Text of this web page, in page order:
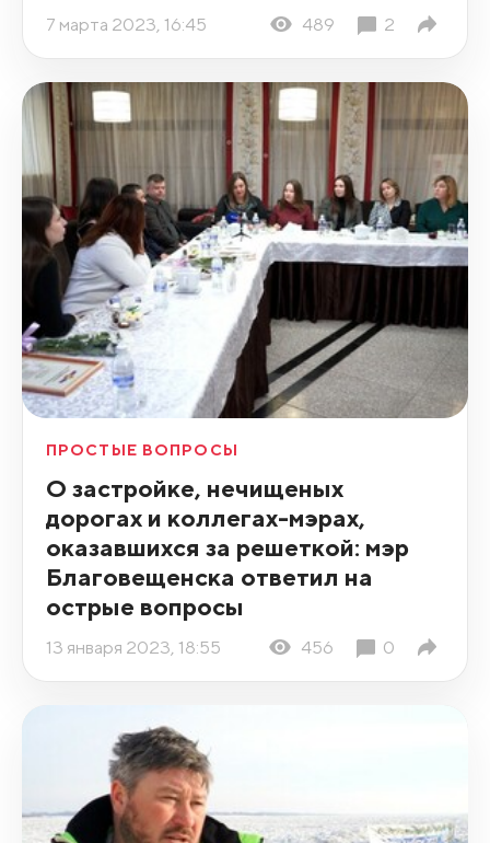
7 марта 2023, 16:45 489 2
ПРОСТЫЕ ВОПРОСЫ
О застройке, нечищеных
дорогах и коллегах-мэрах,
оказавшихся за решеткой: мэр
Благовещенска ответил на
острые вопросы
13 января 2023, 18:55 456 0